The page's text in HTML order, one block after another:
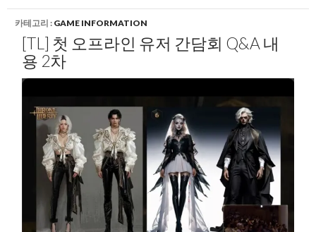
카테고리 : GAME INFORMATION
[TL] 첫 오프라인 유저 간담회 Q&A 내
용 2차